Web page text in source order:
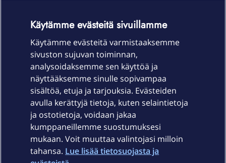
Laitteet & liittymät
Palvelut
Ajankohtaista
Käytämme evästeitä sivuillamme
Käytämme evästeitä varmistaaksemme
sivuston sujuvan toiminnan,
analysoidaksemme sen käyttöä ja
näyttääksemme sinulle sopivampaa
sisältöä, etuja ja tarjouksia. Evästeiden
avulla kerättyjä tietoja, kuten selaintietoja
ja ostotietoja, voidaan jakaa
kumppaneillemme suostumuksesi
mukaan. Voit muuttaa valintojasi milloin
tahansa. Lue lisää tietosuojasta ja